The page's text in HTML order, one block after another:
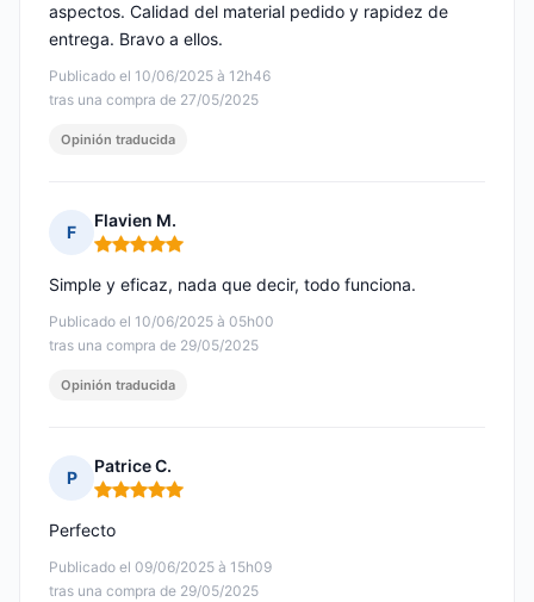
Publicado el 10/06/2025 à 12h46
tras una compra de 27/05/2025
aspectos. Calidad del material pedido y rapidez de
entrega. Bravo a ellos.
Opinión traducida
F
Flavien M.
Nota: 5 de 5
Publicado el 10/06/2025 à 05h00
tras una compra de 29/05/2025
Simple y eficaz, nada que decir, todo funciona.
Opinión traducida
P
Patrice C.
Nota: 5 de 5
Publicado el 09/06/2025 à 15h09
tras una compra de 29/05/2025
Perfecto